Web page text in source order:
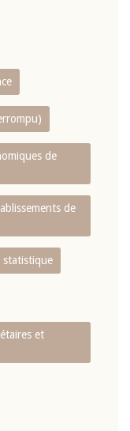
de
de
statistique
et